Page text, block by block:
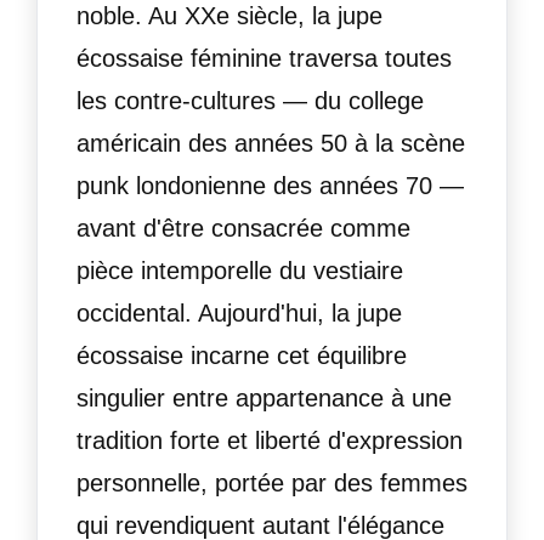
noble. Au XXe siècle, la jupe
écossaise féminine traversa toutes
les contre-cultures — du college
américain des années 50 à la scène
punk londonienne des années 70 —
avant d'être consacrée comme
pièce intemporelle du vestiaire
occidental. Aujourd'hui, la jupe
écossaise incarne cet équilibre
singulier entre appartenance à une
tradition forte et liberté d'expression
personnelle, portée par des femmes
qui revendiquent autant l'élégance